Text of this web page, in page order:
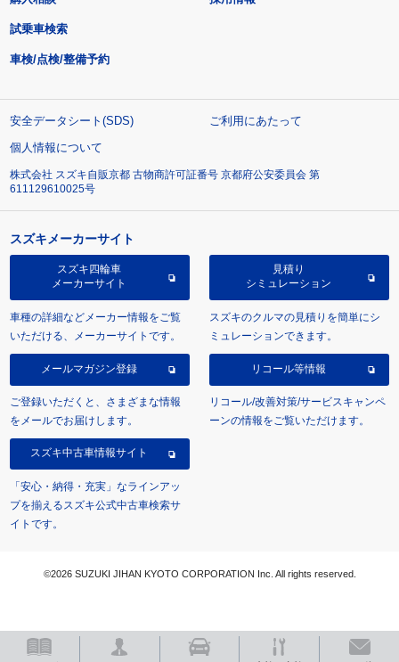
試乗車検索
車検/点検/整備予約
安全データシート(SDS)
ご利用にあたって
個人情報について
株式会社 スズキ自販京都 古物商許可証番号 京都府公安委員会 第
611129610025号
スズキメーカーサイト
スズキ四輪車
メーカーサイト
車種の詳細などメーカー情報をご覧
いただける、メーカーサイトです。
見積り
シミュレーション
スズキのクルマの見積りを簡単にシ
ミュレーションできます。
メールマガジン登録
ご登録いただくと、さまざまな情報
をメールでお届けします。
リコール等情報
リコール/改善対策/サービスキャンペ
ーンの情報をご覧いただけます。
スズキ中古車情報サイト
「安心・納得・充実」なラインアッ
プを揃えるスズキ公式中古車検索サ
イトです。
©2026 SUZUKI JIHAN KYOTO CORPORATION Inc. All rights reserved.